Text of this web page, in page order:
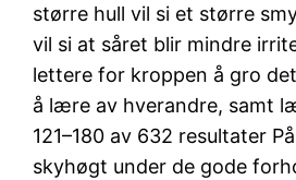
større hull vil si et større
vil si at såret blir mindre
lettere for kroppen å gro
å lære av hverandre, samt
121–180 av 632 resultater
skyhøgt under de gode